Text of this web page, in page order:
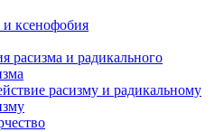
ксенофобия
расизма и радикального
расизму и радикальному